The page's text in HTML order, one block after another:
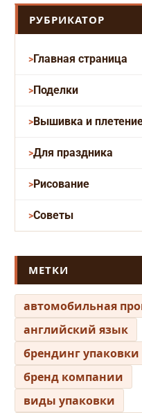
РУБРИКАТОР
Главная страница
Поделки
Вышивка и
Для праздника
Рисование
Советы
МЕТКИ
автомобильная
английский язык
брендинг упаковки
бренд компании
виды упаковки